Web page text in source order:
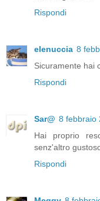
Rispondi
elenuccia 8
Sicuramente hai
Rispondi
Sar@ 8 febbraio
Hai proprio
senz'altro
Rispondi